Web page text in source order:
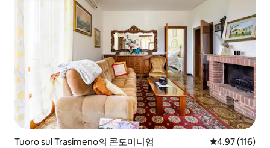
Tuoro sul Trasimeno의 콘도미니엄 평점 4.97점(5
4.97 (116)